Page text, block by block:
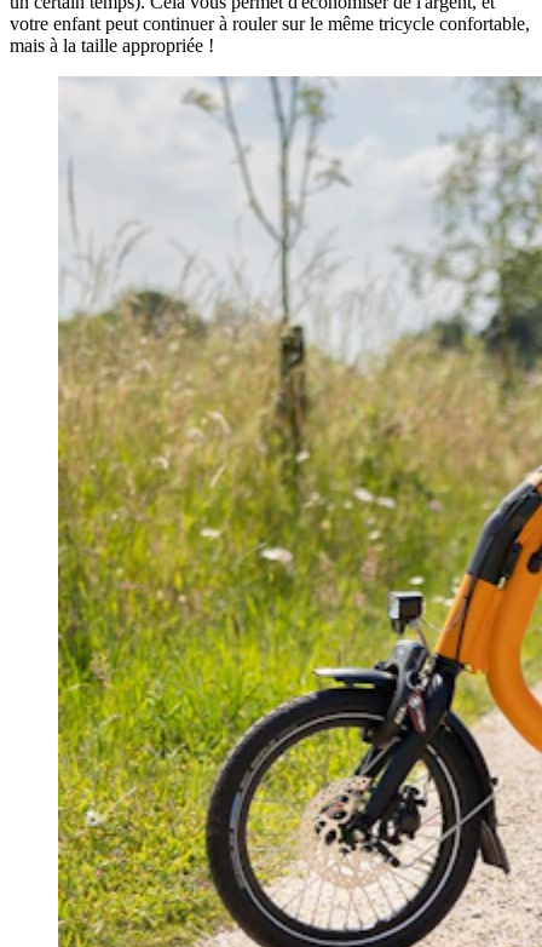
votre enfant peut continuer à rouler sur le même tricycle confortable,
mais à la taille appropriée !